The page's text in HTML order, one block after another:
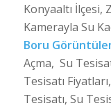
Konyaaltı
Kamerayla Su
Boru
Açma, Su
Tesisatı
Tesisatı, Su